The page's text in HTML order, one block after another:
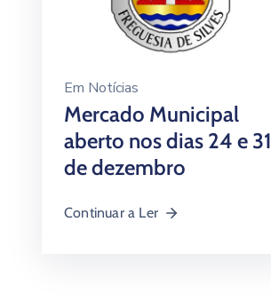
Em Notícias
Mercado Municipal
aberto nos dias 24 e 31
de dezembro
Continuar a Ler